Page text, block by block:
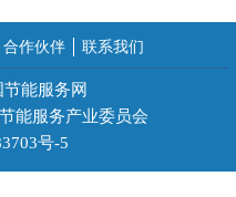
合作伙伴 联系我们
能服务网
能服务产业委员会
号-5